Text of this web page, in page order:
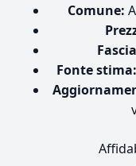
Comune:
Fonte stima: